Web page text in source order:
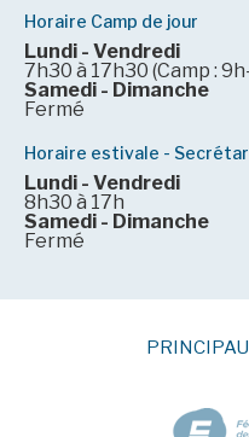
Horaire Camp de jour
Lundi - Vendredi
7h30 à 17h30 (Camp :
Samedi - Dimanche
Fermé
Horaire estivale -
Lundi - Vendredi
8h30 à 17h
Samedi - Dimanche
Fermé